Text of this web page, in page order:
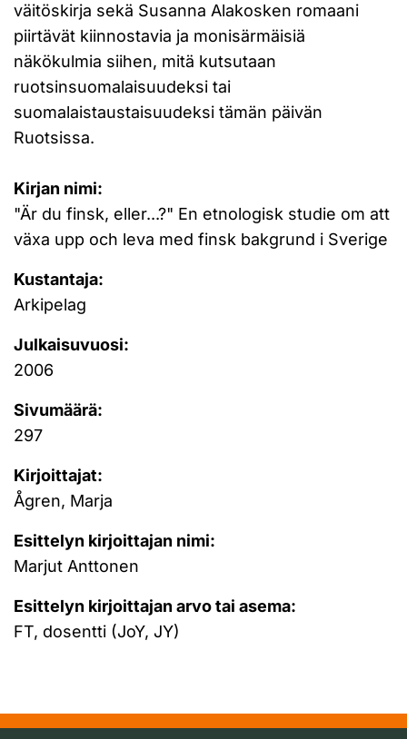
väitöskirja sekä Susanna Alakosken romaani
piirtävät kiinnostavia ja monisärmäisiä
näkökulmia siihen, mitä kutsutaan
ruotsinsuomalaisuudeksi tai
suomalaistaustaisuudeksi tämän päivän
Ruotsissa.
Kirjan nimi:
"Är du finsk, eller...?" En etnologisk studie om att
växa upp och leva med finsk bakgrund i Sverige
Kustantaja:
Arkipelag
Julkaisuvuosi:
2006
Sivumäärä:
297
Kirjoittajat:
Ågren, Marja
Esittelyn kirjoittajan nimi:
Marjut Anttonen
Esittelyn kirjoittajan arvo tai asema:
FT, dosentti (JoY, JY)